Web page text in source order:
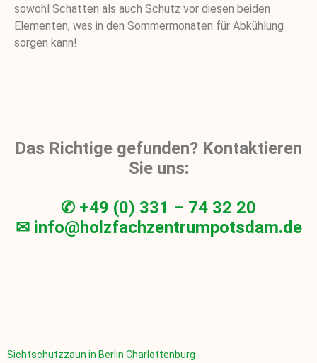
sowohl Schatten als auch Schutz vor diesen beiden
Elementen, was in den Sommermonaten für Abkühlung
sorgen kann!
Das Richtige gefunden? Kontaktieren
Sie uns:
✆ +49 (0) 331 – 74 32 20
✉ info@holzfachzentrumpotsdam.de
Sichtschutzzaun in Berlin Charlottenburg